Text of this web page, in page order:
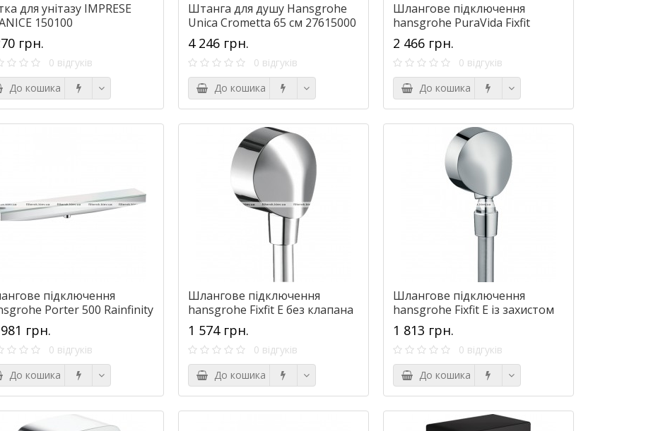
для унітазу IMPRESE
150100
грн.
0 відгуків
До кошика
Штанга для душу Hansgrohe
Unica Crometta 65 см 27615000
4 246 грн.
0 відгуків
До кошика
Шлангове підключення
hansgrohe PuraVida Fixfit
27414000
2 466 грн.
0 відгуків
До кошика
підключення
Porter 500 Rainfinity
для душу та
для душу 26843000
грн.
0 відгуків
До кошика
Шлангове підключення
hansgrohe Fixfit E без клапана
зворотного струму води
27454000
1 574 грн.
0 відгуків
До кошика
Шлангове підключення
hansgrohe Fixfit E із захистом
від зворотного струму
27505000
1 813 грн.
0 відгуків
До кошика